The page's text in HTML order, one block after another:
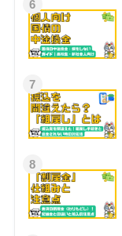
6
7
8